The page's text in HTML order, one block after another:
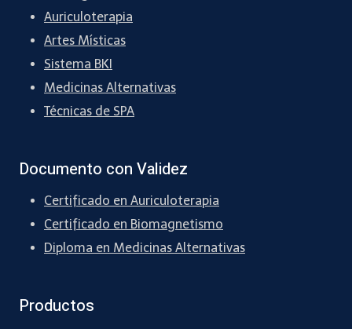
Auriculoterapia
Artes Místicas
Sistema BKI
Medicinas Alternativas
Técnicas de SPA
Documento con Validez
Certificado en Auriculoterapia
Certificado en Biomagnetismo
Diploma en Medicinas Alternativas
Productos